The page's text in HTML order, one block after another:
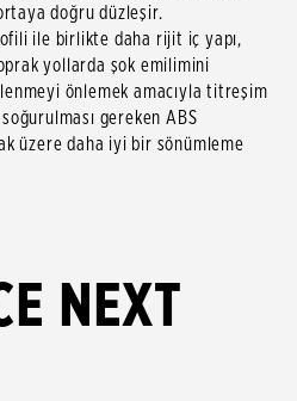
doğru düzleşir.
ile birlikte daha rijit iç yapı,
yollarda şok emilimini
önlemek amacıyla titreşim
gereken ABS
üzere daha iyi bir sönümleme
NEXT